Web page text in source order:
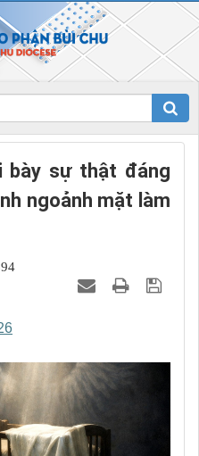
bày sự thật đáng
ngoảnh mặt làm